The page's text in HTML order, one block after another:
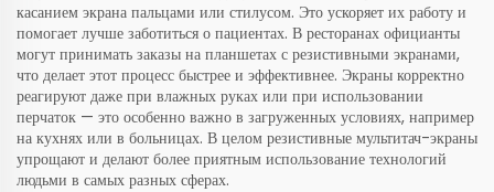
касанием экрана пальцами или стилусом. Это ускоряет их работу и
помогает лучше заботиться о пациентах. В ресторанах официанты
могут принимать заказы на планшетах с резистивными экранами,
что делает этот процесс быстрее и эффективнее. Экраны корректно
реагируют даже при влажных руках или при использовании
перчаток — это особенно важно в загруженных условиях, например
на кухнях или в больницах. В целом резистивные мультитач-экраны
упрощают и делают более приятным использование технологий
людьми в самых разных сферах.